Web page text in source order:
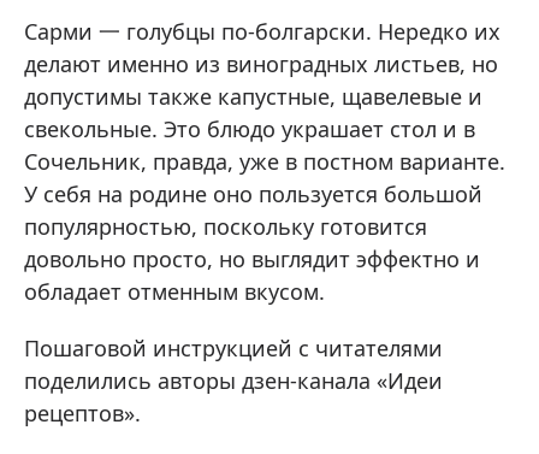
Сарми 一 голубцы по-болгарски. Нередко их
делают именно из виноградных листьев, но
допустимы также капустные, щавелевые и
свекольные. Это блюдо украшает стол и в
Сочельник, правда, уже в постном варианте.
У себя на родине оно пользуется большой
популярностью, поскольку готовится
довольно просто, но выглядит эффектно и
обладает отменным вкусом.
Пошаговой инструкцией с читателями
поделились авторы дзен-канала «Идеи
рецептов».